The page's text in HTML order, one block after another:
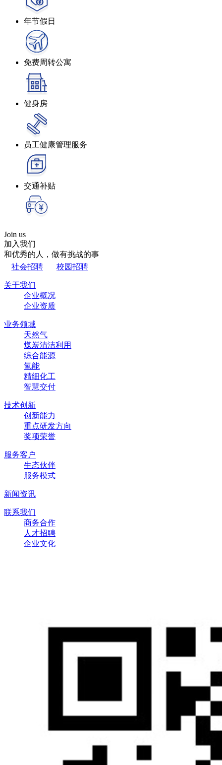
年节假日
免费周转公寓
健身房
员工健康管理服务
交通补贴
Join us
加入我们
和优秀的人，做有挑战的事
社会招聘
校园招聘
关于我们
企业概况
企业资质
业务领域
天然气
煤炭清洁利用
综合能源
氢能
精细化工
智慧交付
技术创新
创新能力
重点研发方向
奖项荣誉
服务客户
生态伙伴
服务模式
新闻资讯
联系我们
商务合作
人才招聘
企业文化